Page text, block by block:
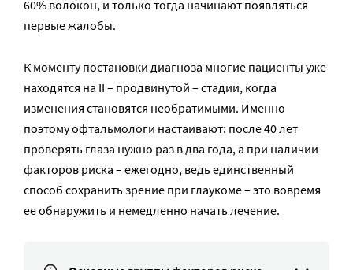
60% волокон, и только тогда начинают появляться
первые жалобы.
К моменту постановки диагноза многие пациенты уже
находятся на II – продвинутой – стадии, когда
изменения становятся необратимыми. Именно
поэтому офтальмологи настаивают: после 40 лет
проверять глаза нужно раз в два года, а при наличии
факторов риска – ежегодно, ведь единственный
способ сохранить зрение при глаукоме – это вовремя
ее обнаружить и немедленно начать лечение.